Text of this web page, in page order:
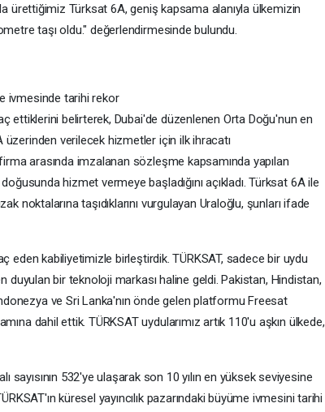
ürettiğimiz Türksat 6A, geniş kapsama alanıyla ülkemizin
taşı oldu." değerlendirmesinde bulundu.
ivmesinde tarihi rekor
ettiklerini belirterek, Dubai'de düzenlenen Orta Doğu'nun en
üzerinden verilecek hizmetler için ilk ihracatı
arasında imzalanan sözleşme kapsamında yapılan
hizmet vermeye başladığını açıkladı. Türksat 6A ile
noktalarına taşıdıklarını vurgulayan Uraloğlu, şunları ifade
eden kabiliyetimizle birleştirdik. TÜRKSAT, sadece bir uydu
duyulan bir teknoloji markası haline geldi. Pakistan, Hindistan,
ve Sri Lanka'nın önde gelen platformu Freesat
dahil ettik. TÜRKSAT uydularımız artık 110'u aşkın ülkede,
sayısının 532'ye ulaşarak son 10 yılın en yüksek seviyesine
küresel yayıncılık pazarındaki büyüme ivmesini tarihi